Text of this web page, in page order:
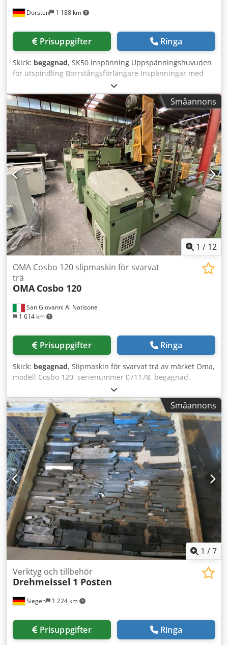
Dorsten 1 188 km
Prisuppgifter Ringa
Skick: begagnad, SK50 inspänning Uppspänningshuvuden
för utspindling Borrstångsförlängare Inspänningar med
borr De tekniska uppgifterna är tillverkar- eller
operatöruppgifter och är därmed inte bindande för oss.
Mellanförsäljning förbehålles; enbart våra affärs- och
försäljningsvillkor gäller. Om oss över 400 egna maskiner i
lager mer än 15 000 m² lageryta, krankapacitet 70 ton över
10 000 tillbehörsartiklar för din verkstad Om du vill sälja
maskiner, produktionslinjer eller din verksamhet, vänligen
kontakta oss. Dcjdpeyqv I Refx Al Rsk Fler erbjudanden
hittar du på vår hemsida. Visningar är möjliga efter
överenskommelse. Vi ser fram emot ditt besök. Ditt Markus
Hirsch-team
Småannons
1 / 12
San Giovanni Al Natisone
1 614 km
OMA Cosbo 120 slipmaskin för svarvat
trä
OMA Cosbo 120
Prisuppgifter Ringa
Skick: begagnad, Slipmaskin för svarvat trä av märket Oma,
modell Cosbo 120, serienummer 071178, begagnad.
Småannons
1 /7
Siegen 1 224 km
Verktyg och tillbehör
Drehmeissel 1 Posten
Prisuppgifter Ringa